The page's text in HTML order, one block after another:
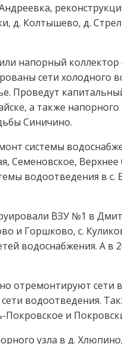
д. Колтышево, д.
напорный
сети холодного
Проведут
а также
Синичино.
системы
Семеновское,
водоотведения в с.
ВЗУ №1 в
и Горшково, с.
водоснабжения. А
отремонтируют
водоотведения.
Покровское и
узла в д.